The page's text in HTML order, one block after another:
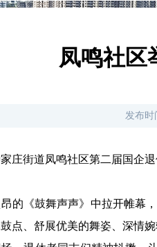
凤鸣社区
发布时
庄街道凤鸣社区第二届国企
的《鼓舞声声》中拉开帷幕
点、舒展优美的舞姿、深情